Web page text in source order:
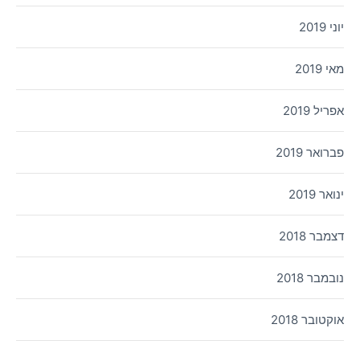
יוני 2019
מאי 2019
אפריל 2019
פברואר 2019
ינואר 2019
דצמבר 2018
נובמבר 2018
אוקטובר 2018